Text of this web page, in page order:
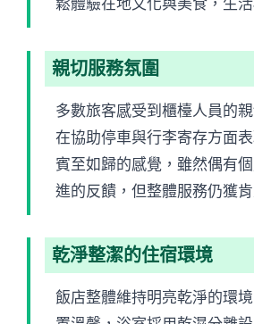
鬆體驗在地文化與美食，生
親切服務氛圍
多數旅客感受到櫃檯人員的
在協助停車與行李寄存方面
賓至如歸的感覺，雖然偶有
進的反饋，但整體服務仍獲肯
乾淨整潔的住宿環境
飯店整體維持明亮乾淨的環